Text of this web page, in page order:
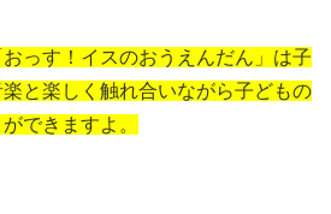
おっす！イスのおうえんだん 」は子
と楽しく触れ合いながら子どもの
できますよ。